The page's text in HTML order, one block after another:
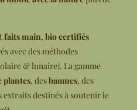
faits main, bio certifiés
avec des méthodes
& lunaire). La gamme
plantes, desbaumes, des
extraits destinés à soutenir le